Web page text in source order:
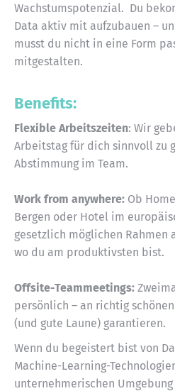
Wachstumspotenzial. Du
Data aktiv mit aufzubauen –
musst du nicht in eine Form
mitgestalten.
Benefits:
Flexible Arbeitszeiten: Wir
Arbeitstag für dich sinnvoll zu
Abstimmung im Team.
Work from anywhere: Ob
Bergen oder Hotel im
gesetzlich möglichen
wo du am produktivsten bist.
Offsite-Teammeetings:
persönlich – an richtig
(und gute Laune) garantieren.
Wenn du begeistert bist von
Machine-Learning-
unternehmerischen